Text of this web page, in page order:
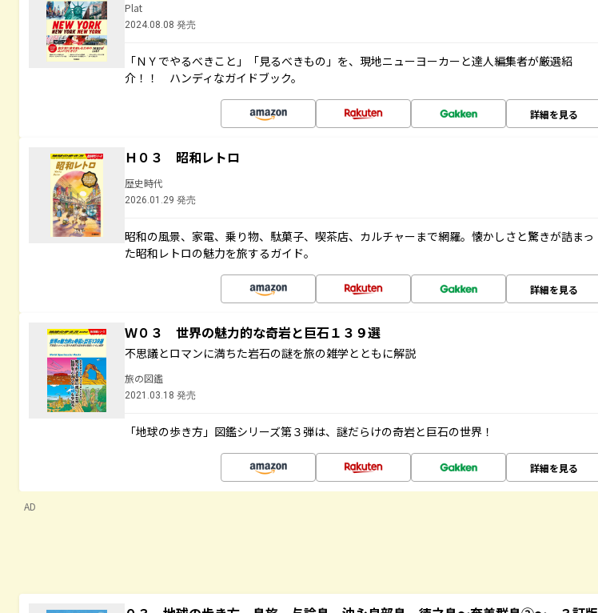
Plat
2024.08.08 発売
「ＮＹでやるべきこと」「見るべきもの」を、現地ニューヨーカーと達人編集者が厳選紹
介！！ ハンディなガイドブック。
詳細を見る
Ｈ０３ 昭和レトロ
歴史時代
2026.01.29 発売
昭和の風景、家電、乗り物、駄菓子、喫茶店、カルチャーまで網羅。懐かしさと驚きが詰まっ
た昭和レトロの魅力を旅するガイド。
詳細を見る
Ｗ０３ 世界の魅力的な奇岩と巨石１３９選
不思議とロマンに満ちた岩石の謎を旅の雑学とともに解説
旅の図鑑
2021.03.18 発売
「地球の歩き方」図鑑シリーズ第３弾は、謎だらけの奇岩と巨石の世界！
詳細を見る
AD